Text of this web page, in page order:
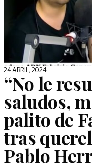
24 ABRIL, 2024
“No le
saludos,
palito de
tras
Pablo